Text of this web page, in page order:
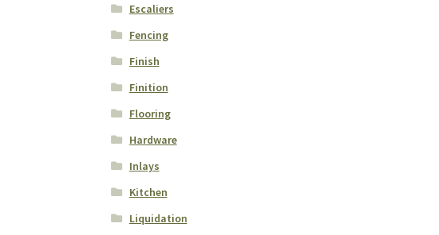
Escaliers
Fencing
Finish
Finition
Flooring
Hardware
Inlays
Kitchen
Liquidation